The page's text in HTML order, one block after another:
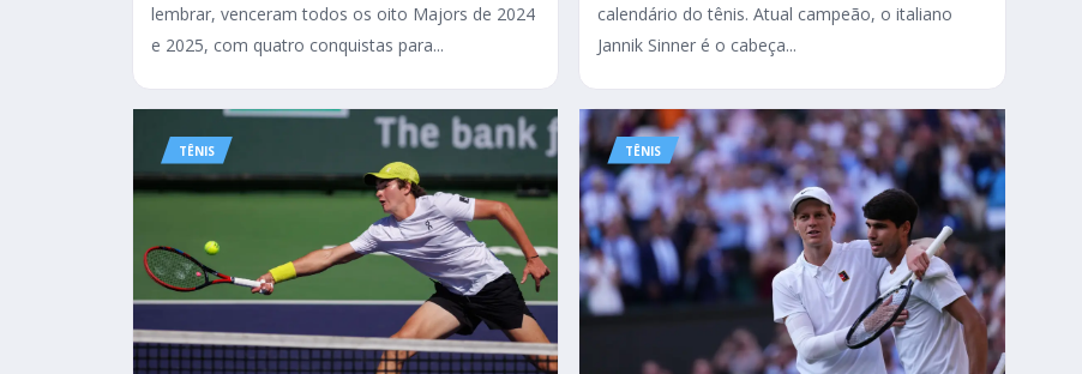
lembrar, venceram todos os oito Majors de 2024
e 2025, com quatro conquistas para...
calendário do tênis. Atual campeão, o italiano
Jannik Sinner é o cabeça...
TÊNIS TÊNIS